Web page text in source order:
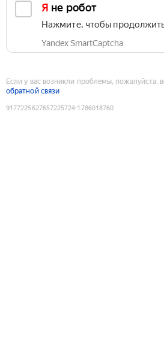
Я не робот
Нажмите, чтобы
Yandex SmartCaptcha
Если у вас возникли проблемы, пожалуйста,
обратной связи
9177225627657225724:1786018760